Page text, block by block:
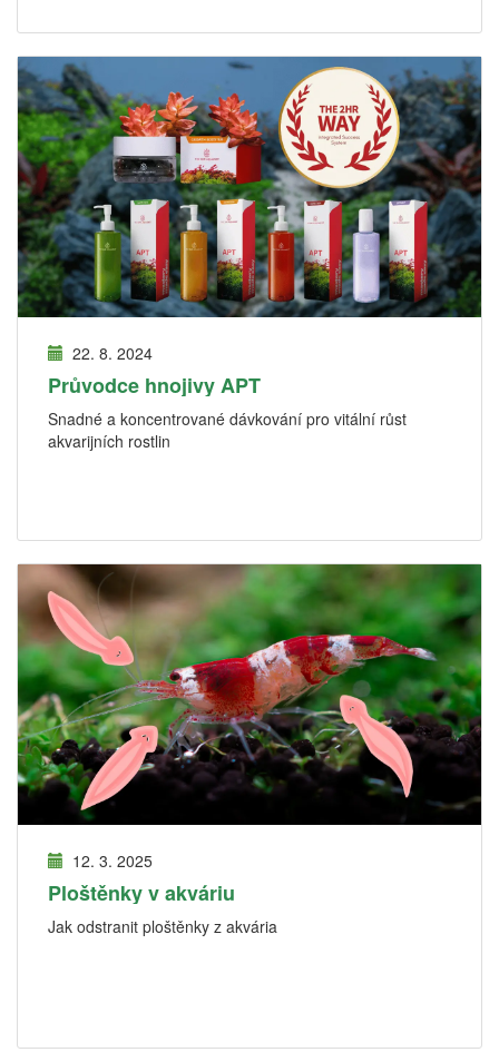
22. 8. 2024
Průvodce hnojivy APT
Snadné a koncentrované dávkování pro vitální růst
akvarijních rostlin
12. 3. 2025
Ploštěnky v akváriu
Jak odstranit ploštěnky z akvária